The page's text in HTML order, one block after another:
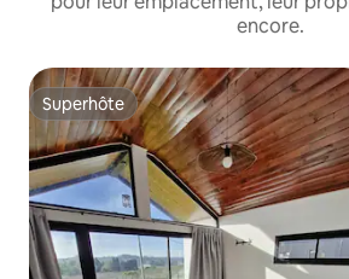
encore.
Superhôte
Superhôte